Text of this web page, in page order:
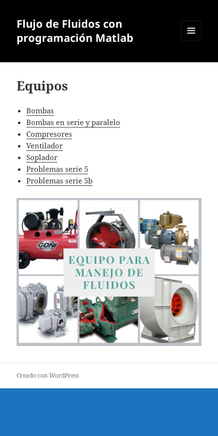
Flujo de Fluidos con
programación Matlab
WIDGETS
Equipos
Bombas
Bombas en serie y paralelo
Compresores
Ventilador
Soplador
Problemas serie 5
Problemas serie 5b
Creado con WordPress